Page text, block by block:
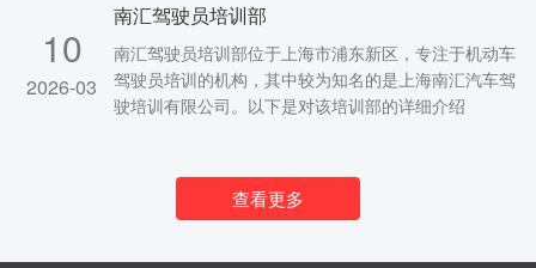
10
2026-03
南汇驾驶员培训部
南汇驾驶员培训部位于上海市浦东新区，专注于机动车
驾驶员培训的机构，其中较为知名的是上海南汇汽车驾
驶培训有限公司。以下是对该培训部的详细介绍
查看更多